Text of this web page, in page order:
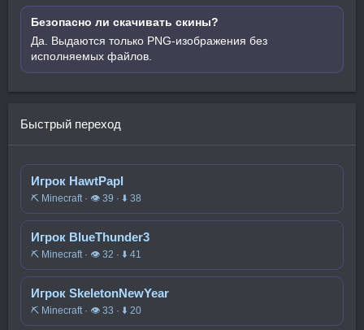
Безопасно ли скачивать скины?
Да. Выдаются только PNG-изображения без
исполняемых файлов.
Быстрый переход
Игрок HawtPapl
⛏️ Minecraft · 👁 39 · ⬇ 38
Игрок BlueThunder3
⛏️ Minecraft · 👁 32 · ⬇ 41
Игрок SkeletonNewYear
⛏️ Minecraft · 👁 33 · ⬇ 20